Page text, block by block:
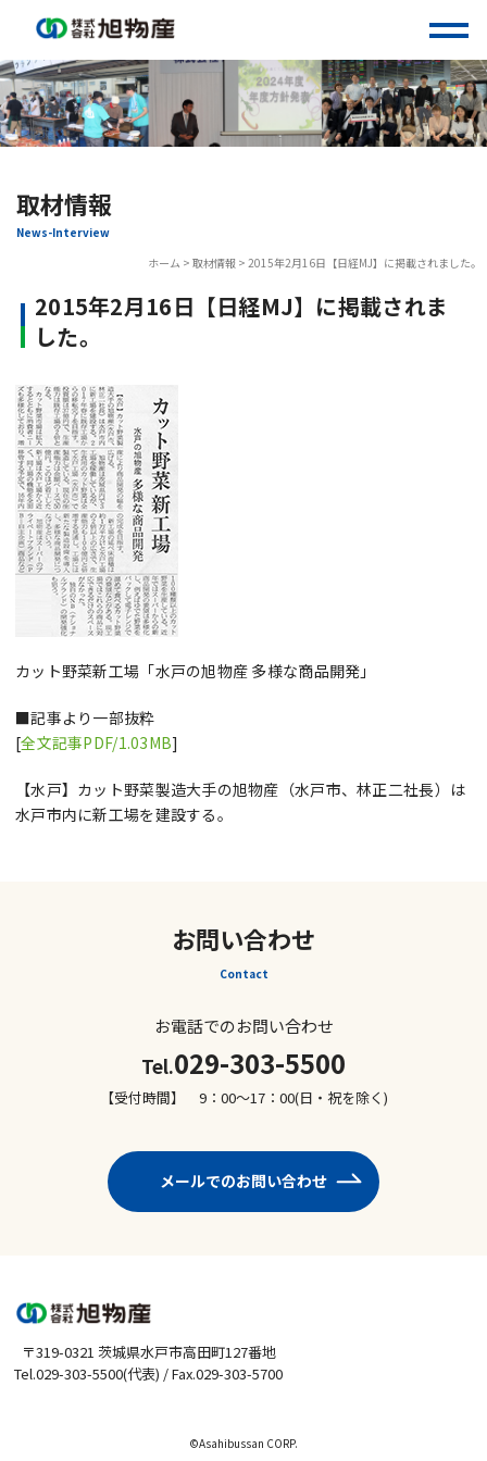
Skip
to
content
取材情報
News-Interview
ホーム > 取材情報 > 2015年2月16日【日経MJ】に掲載されました。
2015年2月16日【日経MJ】に掲載されま
した。
カット野菜新工場「水戸の旭物産 多様な商品開発」
■記事より一部抜粋
[全文記事PDF/1.03MB]
【水戸】カット野菜製造大手の旭物産（水戸市、林正二社長）は
水戸市内に新工場を建設する。
お問い合わせ
Contact
お電話でのお問い合わせ
Tel.029-303-5500
【受付時間】 9：00～17：00(日・祝を除く)
メールでのお問い合わせ
〒319-0321 茨城県水戸市高田町127番地
Tel.029-303-5500(代表) / Fax.029-303-5700
©Asahibussan CORP.